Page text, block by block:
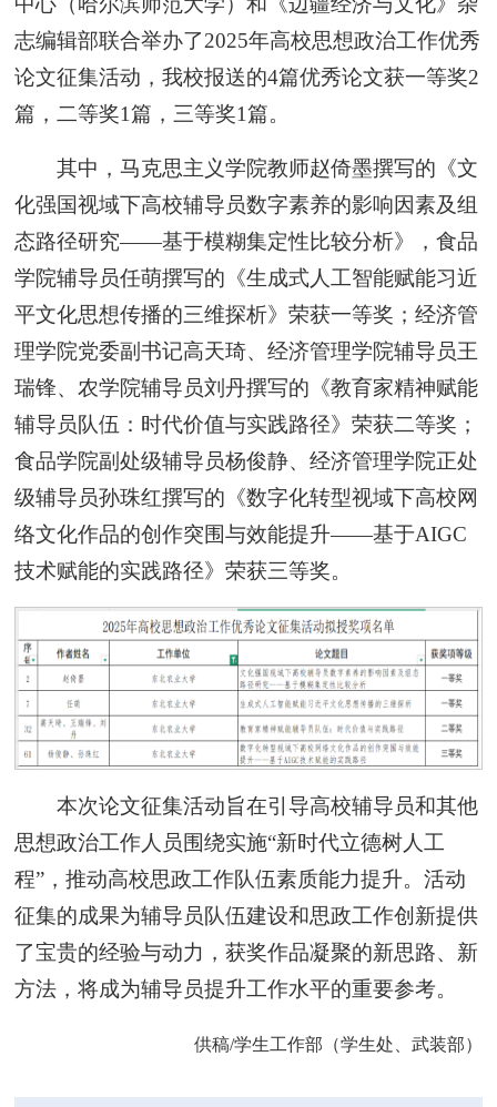
志编辑部联合举办了2025年高校思想政治工作优秀
论文征集活动，我校报送的4篇优秀论文获一等奖2
篇，二等奖1篇，三等奖1篇。
其中，马克思主义学院教师赵倚墨撰写的《文
化强国视域下高校辅导员数字素养的影响因素及组
态路径研究——基于模糊集定性比较分析》，食品
学院辅导员任萌撰写的《生成式人工智能赋能习近
平文化思想传播的三维探析》荣获一等奖；经济管
理学院党委副书记高天琦、经济管理学院辅导员王
瑞锋、农学院辅导员刘丹撰写的《教育家精神赋能
辅导员队伍：时代价值与实践路径》荣获二等奖；
食品学院副处级辅导员杨俊静、经济管理学院正处
级辅导员孙珠红撰写的《数字化转型视域下高校网
络文化作品的创作突围与效能提升——基于AIGC
技术赋能的实践路径》荣获三等奖。
本次论文征集活动旨在引导高校辅导员和其他
思想政治工作人员围绕实施“新时代立德树人工
程”，推动高校思政工作队伍素质能力提升。活动
征集的成果为辅导员队伍建设和思政工作创新提供
了宝贵的经验与动力，获奖作品凝聚的新思路、新
方法，将成为辅导员提升工作水平的重要参考。
供稿/学生工作部（学生处、武装部）